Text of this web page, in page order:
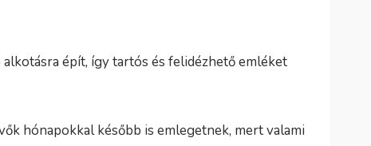
épít, így tartós és felidézhető emléket
hónapokkal később is emlegetnek, mert valami